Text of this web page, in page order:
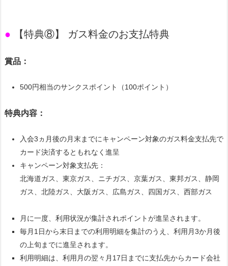
● 【特典⑧】 ガス料金のお支払特典
賞品：
500円相当のサンクスポイント（100ポイント）
特典内容：
入会3ヵ月後の月末までにキャンペーン対象のガス料金支払先で
カード決済するともれなく進呈
キャンペーン対象支払先：
北海道ガス、東京ガス、ニチガス、京葉ガス、東邦ガス、静岡
ガス、北陸ガス、大阪ガス、広島ガス、四国ガス、西部ガス
月に一度、利用状況が集計されポイントが進呈されます。
毎月1日から末日までの利用明細を集計のうえ、利用月3か月後
の上旬までに進呈されます。
利用明細は、利用月の翌々月17日までに支払先からカード会社